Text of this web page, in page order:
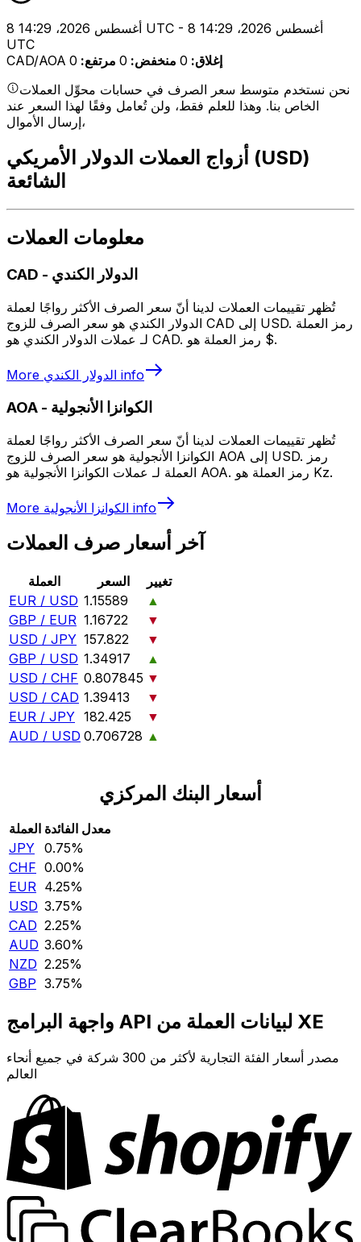
8 أغسطس 2026، 14:29 UTC - 8 أغسطس 2026، 14:29
UTC
CAD/AOA
إغلاق:
0 منخفض:
0 مرتفع:
0
نحن نستخدم متوسط سعر الصرف في حسابات محوِّل العملات
الخاص بنا. وهذا للعلم فقط، ولن تُعامل وفقًا لهذا السعر عند
إرسال الأموال،
أزواج العملات الدولار الأمريكي (USD)
الشائعة
معلومات العملات
CAD - الدولار الكندي
تُظهر تقييمات العملات لدينا أنّ سعر الصرف الأكثر رواجًا لعملة
الدولار الكندي هو سعر الصرف للزوج CAD إلى USD. رمز العملة
لـ عملات الدولار الكندي هو CAD. رمز العملة هو $.
More الدولار الكندي info
AOA - الكوانزا الأنجولية
تُظهر تقييمات العملات لدينا أنّ سعر الصرف الأكثر رواجًا لعملة
الكوانزا الأنجولية هو سعر الصرف للزوج AOA إلى USD. رمز
العملة لـ عملات الكوانزا الأنجولية هو AOA. رمز العملة هو Kz.
More الكوانزا الأنجولية info
آخر أسعار صرف العملات
العملة السعر
تغيير
EUR / USD 1.15589
▲
GBP / EUR 1.16722
▼
USD / JPY 157.822
▼
GBP / USD 1.34917
▲
USD / CHF 0.807845 ▼
USD / CAD 1.39413
▼
EUR / JPY 182.425
▼
AUD / USD 0.706728 ▲
أسعار البنك المركزي
العملة معدل الفائدة
JPY 0.75‎%‎
CHF 0.00‎%‎
EUR 4.25‎%‎
USD 3.75‎%‎
CAD 2.25‎%‎
AUD 3.60‎%‎
NZD 2.25‎%‎
GBP 3.75‎%‎
واجهة البرامج API لبيانات العملة من XE
مصدر أسعار الفئة التجارية لأكثر من 300 شركة في جميع أنحاء
العالم